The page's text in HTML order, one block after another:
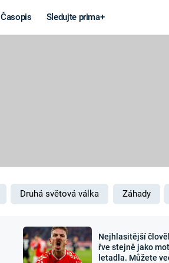
Časopis Sledujte prima+
MARS
Záhady a
Druhá světová válka Záhady
Nejhlasitější
řve stejně jako
letadla. Můžete